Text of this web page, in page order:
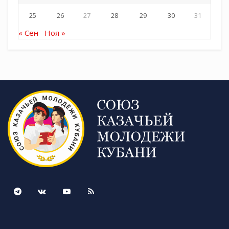
25 26 27 28 29 30 31
« Сен Ноя »